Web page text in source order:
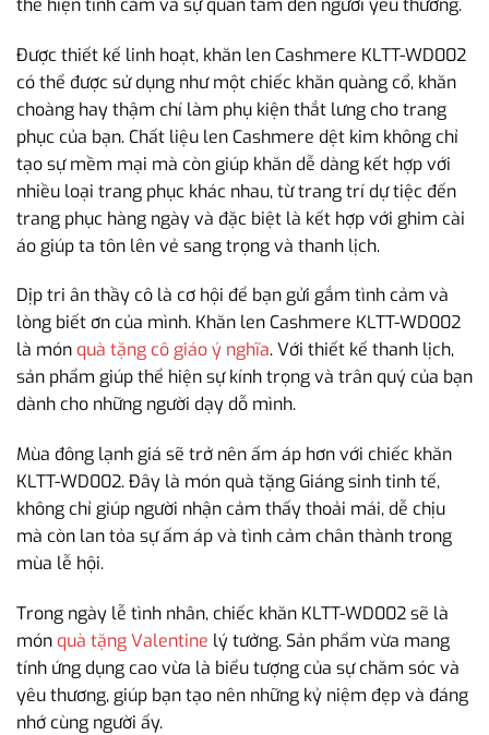
thể hiện tình cảm và sự quan tâm đến người yêu thương.
Được thiết kế linh hoạt, khăn len Cashmere KLTT-WD002
có thể được sử dụng như một chiếc khăn quàng cổ, khăn
choàng hay thậm chí làm phụ kiện thắt lưng cho trang
phục của bạn. Chất liệu len Cashmere dệt kim không chỉ
tạo sự mềm mại mà còn giúp khăn dễ dàng kết hợp với
nhiều loại trang phục khác nhau, từ trang trí dự tiệc đến
trang phục hàng ngày và đặc biệt là kết hợp với ghim cài
áo giúp ta tôn lên vẻ sang trọng và thanh lịch.
Dịp tri ân thầy cô là cơ hội để bạn gửi gắm tình cảm và
lòng biết ơn của mình. Khăn len Cashmere KLTT-WD002
là món quà tặng cô giáo ý nghĩa. Với thiết kế thanh lịch,
sản phẩm giúp thể hiện sự kính trọng và trân quý của bạn
dành cho những người dạy dỗ mình.
Mùa đông lạnh giá sẽ trở nên ấm áp hơn với chiếc khăn
KLTT-WD002. Đây là món quà tặng Giáng sinh tinh tế,
không chỉ giúp người nhận cảm thấy thoải mái, dễ chịu
mà còn lan tỏa sự ấm áp và tình cảm chân thành trong
mùa lễ hội.
Trong ngày lễ tình nhân, chiếc khăn KLTT-WD002 sẽ là
món quà tặng Valentine lý tưởng. Sản phẩm vừa mang
tính ứng dụng cao vừa là biểu tượng của sự chăm sóc và
yêu thương, giúp bạn tạo nên những kỷ niệm đẹp và đáng
nhớ cùng người ấy.